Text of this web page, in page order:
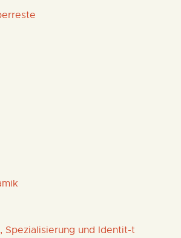
Spezialisierung und Identit-t